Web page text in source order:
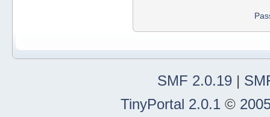
SMF 2.0.19|
TinyPortal 2.0.1©